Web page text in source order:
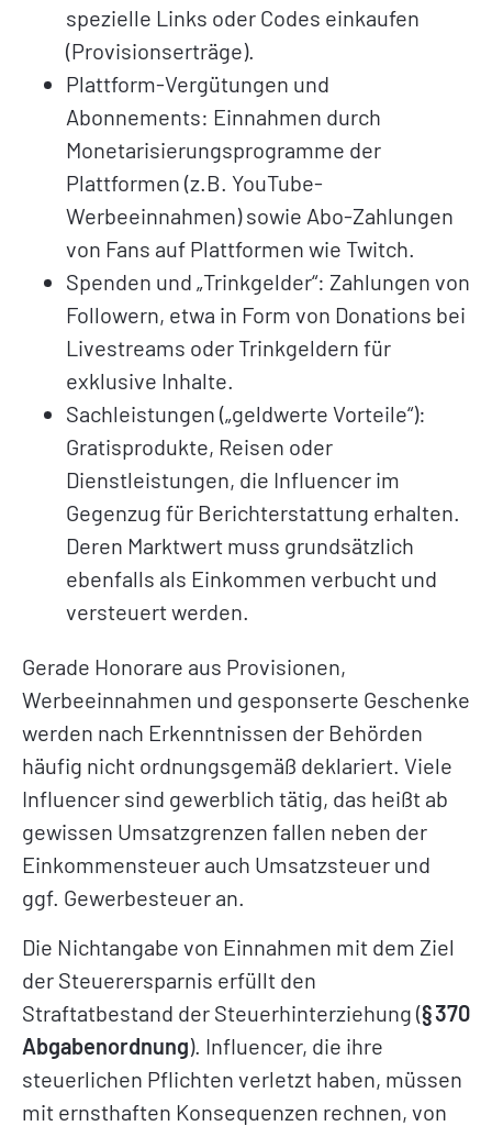
spezielle Links oder Codes einkaufen
(Provisionserträge).
Plattform-Vergütungen und
Abonnements: Einnahmen durch
Monetarisierungsprogramme der
Plattformen (z.B. YouTube-
Werbeeinnahmen) sowie Abo-Zahlungen
von Fans auf Plattformen wie Twitch.
Spenden und „Trinkgelder“: Zahlungen von
Followern, etwa in Form von Donations bei
Livestreams oder Trinkgeldern für
exklusive Inhalte.
Sachleistungen („geldwerte Vorteile“):
Gratisprodukte, Reisen oder
Dienstleistungen, die Influencer im
Gegenzug für Berichterstattung erhalten.
Deren Marktwert muss grundsätzlich
ebenfalls als Einkommen verbucht und
versteuert werden.
Gerade Honorare aus Provisionen,
Werbeeinnahmen und gesponserte Geschenke
werden nach Erkenntnissen der Behörden
häufig nicht ordnungsgemäß deklariert. Viele
Influencer sind gewerblich tätig, das heißt ab
gewissen Umsatzgrenzen fallen neben der
Einkommensteuer auch Umsatzsteuer und
ggf. Gewerbesteuer an.
Die Nichtangabe von Einnahmen mit dem Ziel
der Steuerersparnis erfüllt den
Straftatbestand der Steuerhinterziehung (§ 370
Abgabenordnung). Influencer, die ihre
steuerlichen Pflichten verletzt haben, müssen
mit ernsthaften Konsequenzen rechnen, von